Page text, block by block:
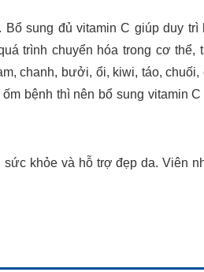
sung đủ vitamin C giúp duy trì
trình chuyển hóa trong cơ thể,
chanh, bưởi, ổi, kiwi, táo, chuối,
bệnh thì nên bổ sung vitamin
khỏe và hỗ trợ đẹp da. Viên